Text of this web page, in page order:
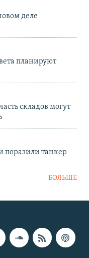
деле
планируют
складов могут
поразили танкер
БОЛЬШЕ